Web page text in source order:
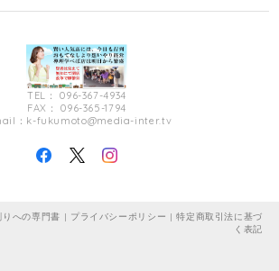
TEL： 096-367-4934
FAX： 096-365-1794
： k-fukumoto@media-inter.tv
りへの専門書 | プライバシーポリシー |特定商取引法に基づ
く表記